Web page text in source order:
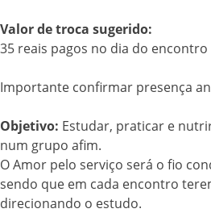
Valor de troca sugerido:
35 reais pagos no dia do encontro
Importante confirmar presença
Objetivo: Estudar, praticar e
num grupo afim.
O Amor pelo serviço será o fio
sendo que em cada encontro
direcionando o estudo.